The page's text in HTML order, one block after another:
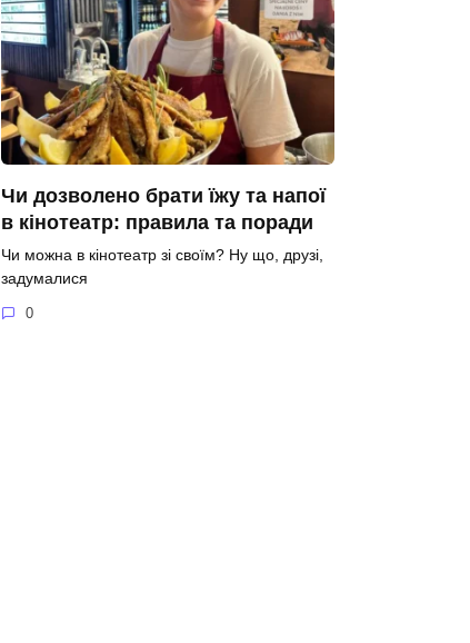
Чи дозволено брати їжу та напої
в кінотеатр: правила та поради
Чи можна в кінотеатр зі своїм? Ну що, друзі,
задумалися
0